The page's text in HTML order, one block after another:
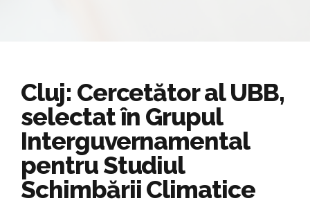
Cluj: Cercetător al UBB,
selectat în Grupul
Interguvernamental
pentru Studiul
Schimbării Climatice